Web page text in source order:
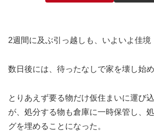
2週間に及ぶ引っ越しも、いよいよ佳境
数日後には、待ったなしで家を壊し始め
とりあえず要る物だけ仮住まいに運び
が、処分する物も倉庫に一時保管し、
グを埋めることになった。